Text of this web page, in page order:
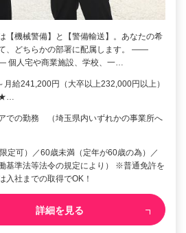
【機械警備】と【警備輸送】。あなたの希
、どちらかの部署に配属します。 ――
個人宅や商業施設、学校、一…
月給241,200円（大卒以上232,000円以上）
★…
での勤務 （埼玉県内いずれかの事業所へ
定可）／60歳未満（定年が60歳の為）／
基準法等法令の規定により） ※普通免許を
入社までの取得でOK！
詳細を見る